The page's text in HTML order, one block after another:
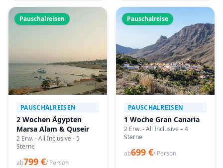
Pauschalreisen
PAUSCHALREISEN
2 Wochen Ägypten
Marsa Alam & Quseir
2 Erw. - All Inclusive - 5
Sterne
ab799 €/ Person
Pauschalreise
PAUSCHALREISEN
1 Woche Gran Canaria
2 Erw. - All Inclusive – 4
Sterne
ab699 €/ Person